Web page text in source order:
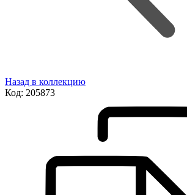
Назад в коллекцию
Код: 205873